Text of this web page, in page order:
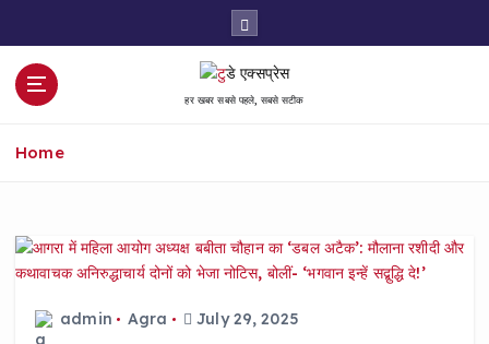
हर खबर सबसे पहले, सबसे सटीक
Home
admin Agra July 29, 2025